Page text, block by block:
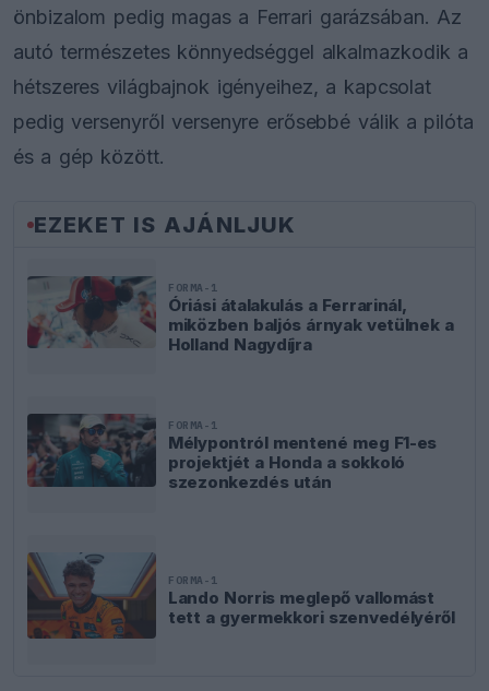
önbizalom pedig magas a Ferrari garázsában. Az
autó természetes könnyedséggel alkalmazkodik a
hétszeres világbajnok igényeihez, a kapcsolat
pedig versenyről versenyre erősebbé válik a pilóta
és a gép között.
EZEKET IS AJÁNLJUK
FORMA-1
Óriási átalakulás a Ferrarinál,
miközben baljós árnyak vetülnek a
Holland Nagydíjra
FORMA-1
Mélypontról mentené meg F1-es
projektjét a Honda a sokkoló
szezonkezdés után
FORMA-1
Lando Norris meglepő vallomást
tett a gyermekkori szenvedélyéről